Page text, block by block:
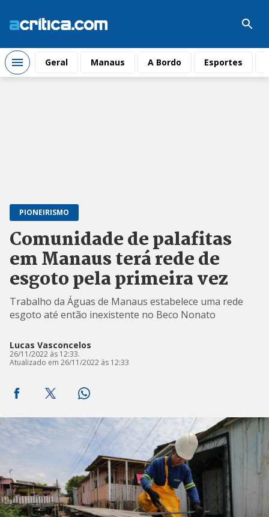
Geral Manaus A Bordo Esportes
PIONEIRISMO
Comunidade de palafitas
em Manaus terá rede de
esgoto pela primeira vez
Trabalho da Águas de Manaus estabelece uma rede
esgoto até então inexistente no Beco Nonato
Lucas Vasconcelos
26/11/2022 às 12:33.
Atualizado em 26/11/2022 às 12:33